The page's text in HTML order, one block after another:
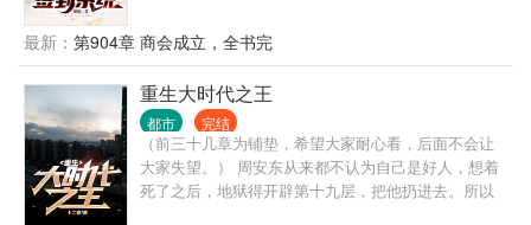
最新： 第904章 商会成立，全书完
重生大时代之王
都市 完结
（前三十几章为铺垫，希望大家耐心看，后面不会让
大家失望。） 周安东从来都不认为自己是好人，想着
死了之后，地狱得开辟第十九层，把他扔进去。所以